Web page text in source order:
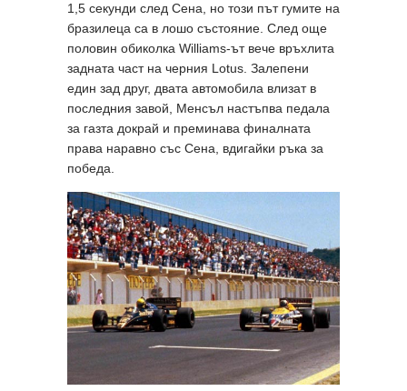
1,5 секунди след Сена, но този път гумите на
бразилеца са в лошо състояние. След още
половин обиколка Williams-ът вече връхлита
задната част на черния Lotus. Залепени
един зад друг, двата автомобила влизат в
последния завой, Менсъл настъпва педала
за газта докрай и преминава финалната
права наравно със Сена, вдигайки ръка за
победа.